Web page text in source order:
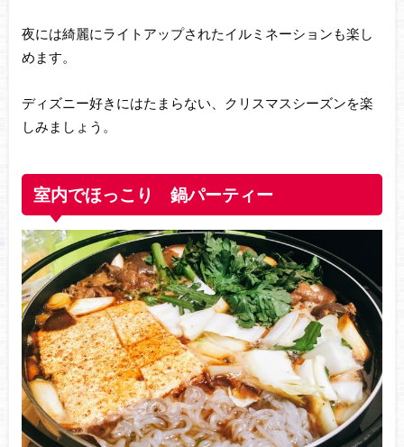
夜には綺麗にライトアップされたイルミネーションも楽し
めます。
ディズニー好きにはたまらない、クリスマスシーズンを楽
しみましょう。
室内でほっこり 鍋パーティー